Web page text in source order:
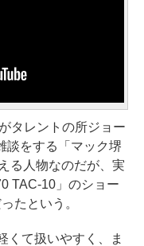
タレントの所ジョー
談をする「マック堺
る人物なのだが、実
TAC-10」のショー
たという。
て扱いやすく、ま